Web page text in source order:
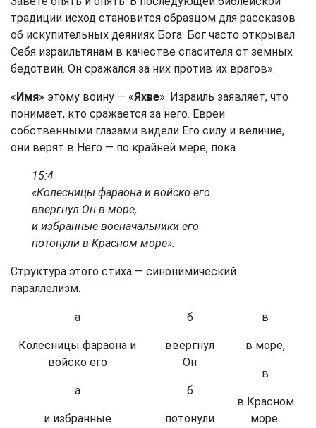
традиции исход становится образцом для рассказов
об искупительных деяниях Бога. Бог часто открывал
Себя израильтянам в качестве спасителя от земных
бедствий. Он сражался за них против их врагов».
«Имя» этому воину — «Яхве». Израиль заявляет, что
понимает, кто сражается за него. Евреи
собственными глазами видели Его силу и величие,
они верят в Него — по крайней мере, пока.
15:4
«Колесницы фараона и войско его
ввергнул Он в море,
и избранные военачальники его
потонули в Красном море».
Структура этого стиха — синонимический
параллелизм.
а
Колесницы фараона и
войско его
а
и избранные
б
ввергнул
Он
б
потонули
в
в море,
в
в Красном
море.